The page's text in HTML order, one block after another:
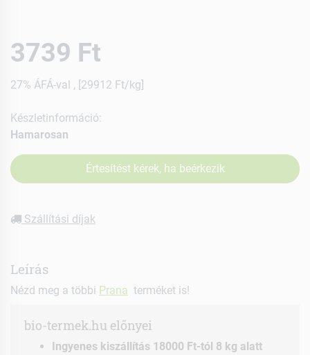
3739 Ft
27% ÁFÁ-val , [29912 Ft/kg]
Készletinformáció:
Hamarosan
Értesítést kérek, ha beérkezik
Szállítási díjak
Leírás
Nézd meg a többi Prana terméket is!
bio-termek.hu előnyei
Ingyenes kiszállítás 18000 Ft-tól 8 kg alatt